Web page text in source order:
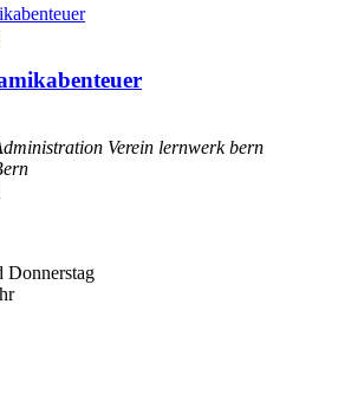
Verein lernwerk bern
Donnerstag